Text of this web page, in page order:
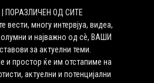
| ПОРАЗЛИЧЕН ОД СИТЕ
вести, многу интервјуа, видеа,
и најважно од сѐ, ВАШИ
за актуелни теми.
и простор ќе им отстапиме на
актуелни и потенцијални